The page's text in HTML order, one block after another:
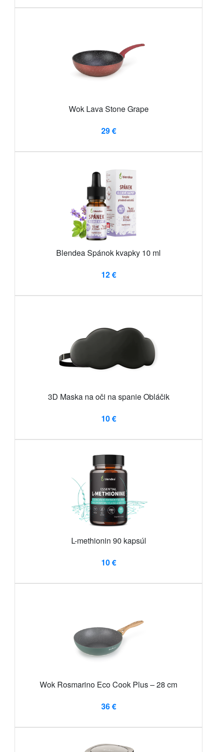
Wok Lava Stone Grape
29 €
Blendea Spánok kvapky 10 ml
12 €
3D Maska na oči na spanie Obláčik
10 €
L-methionin 90 kapsúl
10 €
Wok Rosmarino Eco Cook Plus – 28 cm
36 €